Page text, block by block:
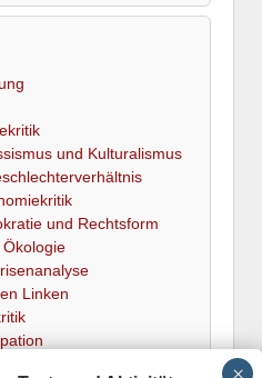
und Kulturalismus
und Rechtsform
Linken